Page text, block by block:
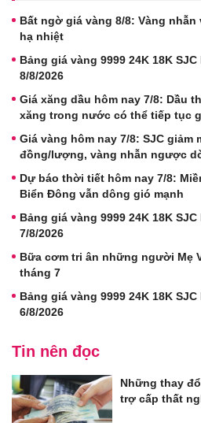
Bất ngờ giá vàng 8/8: Vàng
hạ nhiệt
Bảng giá vàng 9999 24K 18K
8/8/2026
Giá xăng dầu hôm nay 7/8: Dầu
xăng trong nước có thể tiếp tục
Giá vàng hôm nay 7/8: SJC giảm
đồng/lượng, vàng nhẫn ngược
Dự báo thời tiết hôm nay 7/8:
Biển Đông vẫn dông gió mạnh
Bảng giá vàng 9999 24K 18K
7/8/2026
Bữa cơm tri ân những người Mẹ
tháng 7
Bảng giá vàng 9999 24K 18K
6/8/2026
Tin nên đọc
Những thay
trợ cấp thất